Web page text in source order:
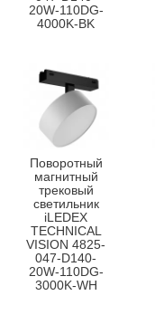
20W-110DG-
4000K-BK
Поворотный
магнитный
трековый
светильник
iLEDEX
TECHNICAL
VISION 4825-
047-D140-
20W-110DG-
3000K-WH